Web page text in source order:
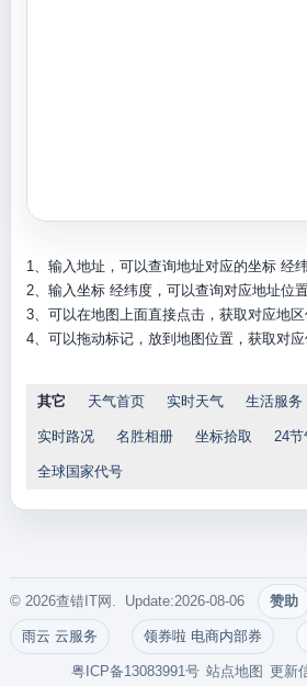
1、输入地址，可以查询地址对应的坐标 经
2、输入坐标 经纬度，可以查询对应地址位
3、可以在地图上面直接点击，获取对应地
4、可以拖动标记，放到地图位置，获取对
其它 天气首页 实时天气 生活服务
实时路况 名胜相册 坐标拾取 24节
全球国家代号
© 2026查错IT网. Update:2026-08-06 赞助
雨云 云服务 领券啦 电商内部券
更新
站点地图
粤ICP备13083991号